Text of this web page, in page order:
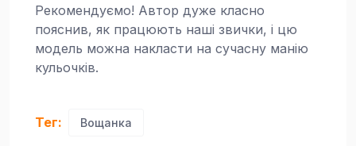
Рекомендуємо! Автор дуже класно
пояснив, як працюють наші звички, і цю
модель можна накласти на сучасну манію
кульочків.
Тег: Вощанка